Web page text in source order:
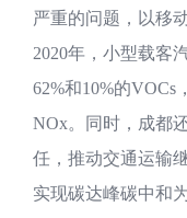
严重的问题，以移
2020年，小型载客
62%和10%的VOCs
NOx。同时，成都
任，推动交通运输
实现碳达峰碳中和